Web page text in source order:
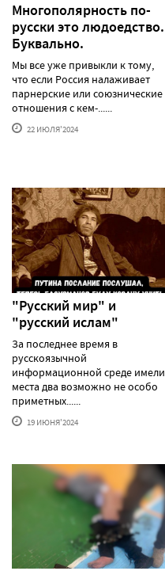
Многополярность по-
русски это людоедство.
Буквально.
Мы все уже привыкли к тому,
что если Россия налаживает
парнерские или союзнические
отношения с кем-......
22 ИЮЛЯ'2024
"Русский мир" и
"русский ислам"
За последнее время в
русскоязычной
информационной среде имели
места два возможно не особо
приметных......
19 ИЮНЯ'2024